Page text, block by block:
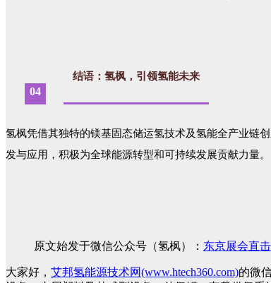
04
结语：氢枫，引领氢能未来
氢枫凭借其独特的镁基固态储运氢技术及氢能全产业链
发与应用，积极为全球能源转型和可持续发展贡献力量。
原文始发于微信公众号（氢枫）： 东京展会直
大家好， 艾邦氢能源技术网(www.htech360.com)的微